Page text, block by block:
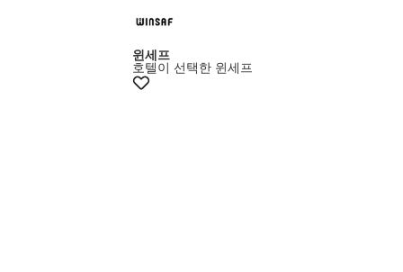
+12% 쿠폰
윈세프
호텔이 선택한 윈세프